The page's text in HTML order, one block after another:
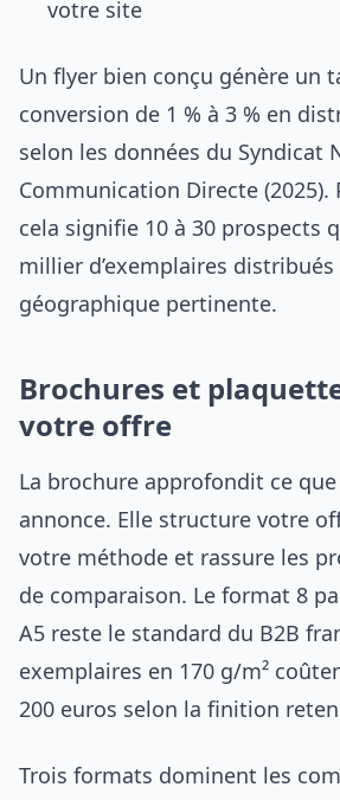
votre site
Un flyer bien conçu génère un
conversion de 1 % à 3 % en
selon les données du Syndicat
Communication Directe (2025).
cela signifie 10 à 30 prospects
millier d’exemplaires
géographique pertinente.
Brochures et
votre offre
La brochure approfondit ce
annonce. Elle structure votre
votre méthode et rassure les
de comparaison. Le format 8
A5 reste le standard du B2B
exemplaires en 170 g/m²
200 euros selon la finition
Trois formats dominent les